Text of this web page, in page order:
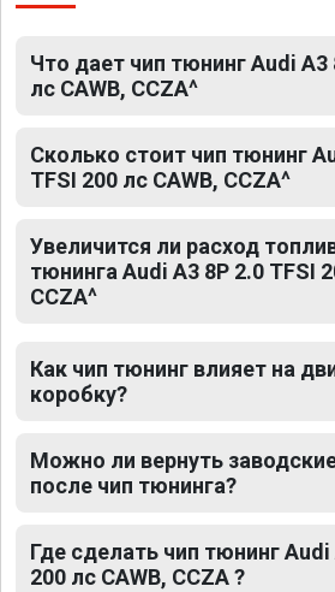
Что дает чип тюнинг Audi A3
лс CAWB, CCZA^
Сколько стоит чип тюнинг
TFSI 200 лс CAWB, CCZA^
Увеличится ли расход
тюнинга Audi A3 8P 2.0 TFSI
CCZA^
Как чип тюнинг влияет на
коробку?
Можно ли вернуть
после чип тюнинга?
Где сделать чип тюнинг Audi
200 лс CAWB, CCZA ?